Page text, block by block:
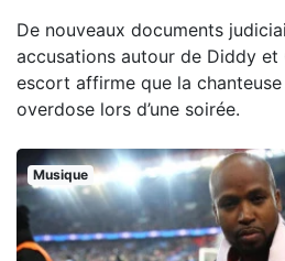
De nouveaux documents
accusations autour de Diddy et
escort affirme que la
overdose lors d’une soirée.
Musique